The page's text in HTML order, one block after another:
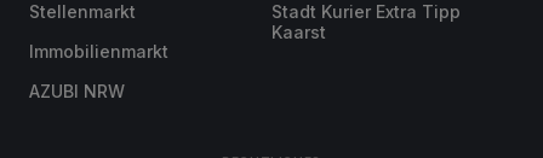
Stellenmarkt
Immobilienmarkt
AZUBI NRW
Stadt Kurier Extra Tipp
Kaarst